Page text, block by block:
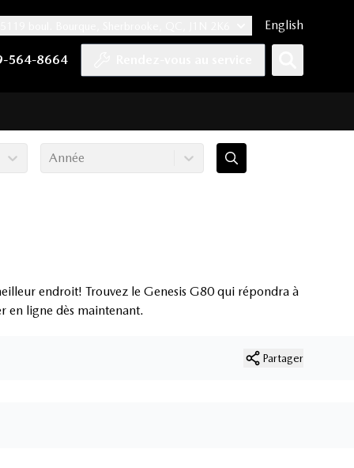
564-8664
TiktokLinkedIn
compte Instagram
English
Année
endroit! Trouvez le Genesis G80 qui répondra à
en ligne dès maintenant.
Partager